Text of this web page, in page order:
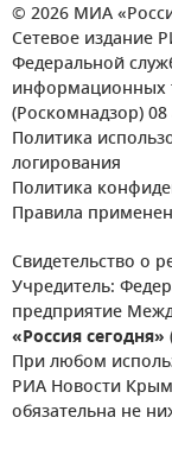
© 2026 МИА
Сетевое издание
Федеральной
информационных
(Роскомнадзор)
Политика
логирования
Политика
Правила
Свидетельство о
Учредитель:
предприятие
«Россия сегодня»
При любом
РИА Новости
обязательна не